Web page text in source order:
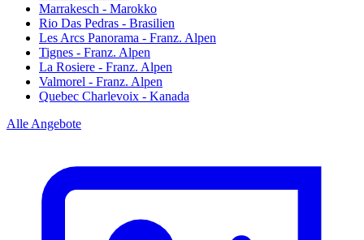
Marrakesch - Marokko
Rio Das Pedras - Brasilien
Les Arcs Panorama - Franz. Alpen
Tignes - Franz. Alpen
La Rosiere - Franz. Alpen
Valmorel - Franz. Alpen
Quebec Charlevoix - Kanada
Alle Angebote